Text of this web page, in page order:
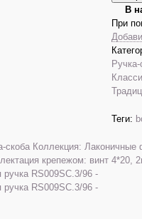
В
При
Ручка-
Теги: